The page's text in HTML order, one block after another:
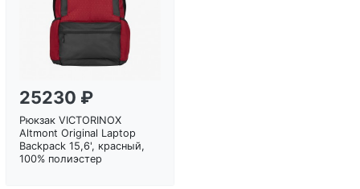
25230 ₽
Рюкзак VICTORINOX
Altmont Original Laptop
Backpack 15,6', красный,
100% полиэстер